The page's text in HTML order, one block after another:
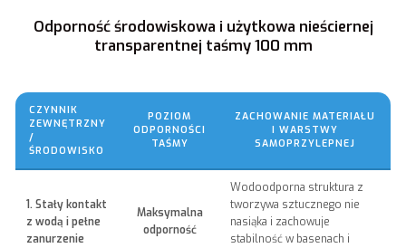
Odporność środowiskowa i użytkowa nieściernej
transparentnej taśmy 100 mm
CZYNNIK
ZEWNĘTRZNY
/
ŚRODOWISKO
POZIOM
ODPORNOŚCI
TAŚMY
ZACHOWANIE MATERIAŁU
I WARSTWY
SAMOPRZYLEPNEJ
1. Stały kontakt
z wodą i pełne
zanurzenie
Maksymalna
odporność
Wodoodporna struktura z
tworzywa sztucznego nie
nasiąka i zachowuje
stabilność w basenach i